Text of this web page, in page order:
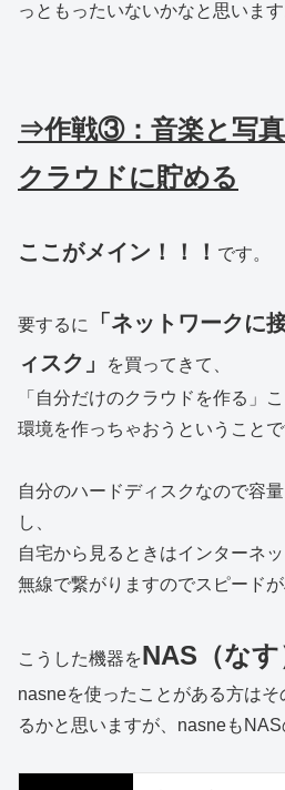
っともったいないかなと思います
⇒作戦③：音楽と写
クラウドに貯める
ここがメイン！！！ です。
要するに
「ネットワークに
ィスク」
を買ってきて、
「自分だけのクラウドを作る」
環境を作っちゃおうということで
自分のハードディスクなので容
し、
自宅から見るときはインターネ
無線で繋がりますのでスピードが
こうした機器をNAS（なす
nasneを使ったことがある方は
るかと思いますが、nasneもNAS